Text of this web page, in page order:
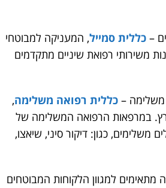
– כללית סמייל, המעניקה למבוטחי
משירותי רפואת שיניים מתקדמים
משלימה – כללית רפואה משלימה,
בכל רחבי הארץ. במרפאות הרפואה המשלימה של
משלימים, כגון: דיקור סיני, שיאצו,
למגוון הלקוחות המבוטחים